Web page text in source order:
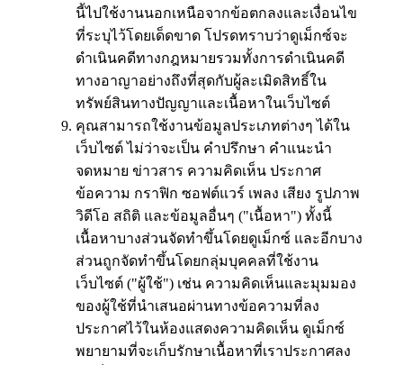
นี้ไปใช้งานนอกเหนือจากข้อตกลงและเงื่อนไข
ที่ระบุไว้โดยเด็ดขาด โปรดทราบว่าดูเม็กซ์จะ
ดำเนินคดีทางกฎหมายรวมทั้งการดำเนินคดี
ทางอาญาอย่างถึงที่สุดกับผู้ละเมิดสิทธิ์ใน
ทรัพย์สินทางปัญญาและเนื้อหาในเว็บไซต์
คุณสามารถใช้งานข้อมูลประเภทต่างๆ ได้ใน
เว็บไซต์ ไม่ว่าจะเป็น คำปรึกษา คำแนะนำ
จดหมาย ข่าวสาร ความคิดเห็น ประกาศ
ข้อความ กราฟิก ซอฟต์แวร์ เพลง เสียง รูปภาพ
วิดีโอ สถิติ และข้อมูลอื่นๆ ("เนื้อหา") ทั้งนี้
เนื้อหาบางส่วนจัดทำขึ้นโดยดูเม็กซ์ และอีกบาง
ส่วนถูกจัดทำขึ้นโดยกลุ่มบุคคลที่ใช้งาน
เว็บไซต์ ("ผู้ใช้") เช่น ความคิดเห็นและมุมมอง
ของผู้ใช้ที่นำเสนอผ่านทางข้อความที่ลง
ประกาศไว้ในห้องแสดงความคิดเห็น ดูเม็กซ์
พยายามที่จะเก็บรักษาเนื้อหาที่เราประกาศลง